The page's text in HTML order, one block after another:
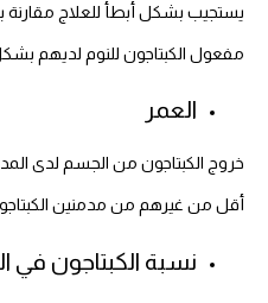
يستجيب بشكل أبطأ للعلاج مقارنة
مفعول الكبتاجون للنوم لديهم
العمر
خروج الكبتاجون من الجسم لدى
أقل من غيرهم من مدمنين
نسبة الكبتاجون في